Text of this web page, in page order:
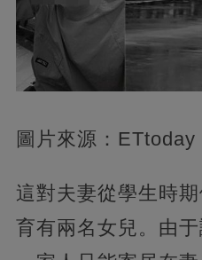
圖片來源：ETtoday
這對夫妻從學生時
育有兩名女兒。由